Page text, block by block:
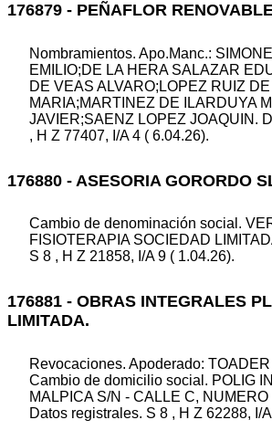
176879 - PEÑAFLOR
Nombramientos. Apo.Manc.:
EMILIO;DE LA HERA SALAZAR
DE VEAS ALVARO;LOPEZ RUIZ
MARIA;MARTINEZ DE ILARDUYA
JAVIER;SAENZ LOPEZ JOAQUIN.
, H Z 77407, I/A 4 ( 6.04.26).
176880 - ASESORIA GORORDO
Cambio de denominación social.
FISIOTERAPIA SOCIEDAD
S 8 , H Z 21858, I/A 9 ( 1.04.26).
176881 - OBRAS INTEGRALES
LIMITADA.
Revocaciones. Apoderado:
Cambio de domicilio social. POLIG
MALPICA S/N - CALLE C,
Datos registrales. S 8 , H Z 62288, I/